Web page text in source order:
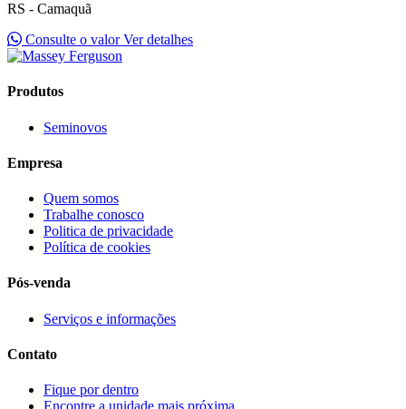
RS - Camaquã
Consulte o valorVer detalhes
Produtos
Seminovos
Empresa
Quem somos
Trabalhe conosco
Politica de privacidade
Política de cookies
Pós-venda
Serviços e informações
Contato
Fique por dentro